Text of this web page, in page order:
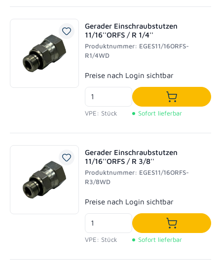
Gerader Einschraubstutzen
11/16''ORFS / R 1/4''
Produktnummer: EGES11/16ORFS-
R1/4WD
Regulärer Preis:
Preise nach Login sichtbar
VPE: Stück
In den
Sofort lieferbar
Gerader Einschraubstutzen
11/16''ORFS / R 3/8''
Produktnummer: EGES11/16ORFS-
R3/8WD
Regulärer Preis:
Preise nach Login sichtbar
VPE: Stück
In den
Sofort lieferbar